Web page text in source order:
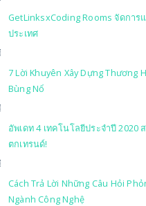
GetLinksxCoding Rooms จัดกา
ประเทศ
7 Lời Khuyên Xây Dựng Thương
Bùng Nổ
อัพเดท 4 เทคโนโลยีประจำปี
ตกเทรนด์!
Cách Trả Lời Những Câu Hỏi
Ngành Công Nghệ